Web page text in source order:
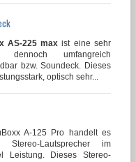
AS-225 max ist eine sehr
dennoch umfangreich
bzw. Soundeck. Dieses
optisch sehr...
A-125 Pro handelt es
Lautsprecher im
Leistung. Dieses Stereo-